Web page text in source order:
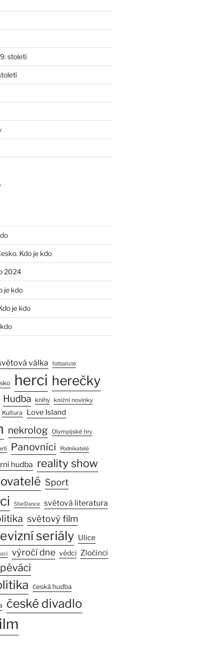
století
Kdo je kdo
2024
je kdo
je kdo
válka fotbalisté
herci herečky
Hudba knihy knižní novinky
Kultura Love Island
nekrolog Olympijské hry
Panovníci Podnikatelé
hudba reality show
Sport
StarDance světová literatura
světový film
seriály Ulice
výročí dne vědci Zločinci
česká hudba
české divadlo